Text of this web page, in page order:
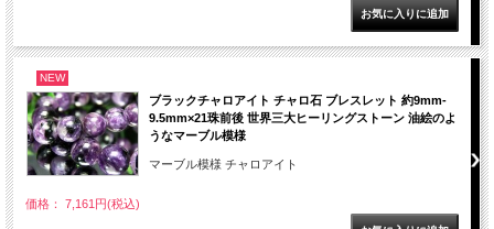
NEW
ブラックチャロアイト チャロ石 ブレスレット 約9mm-
9.5mm×21珠前後 世界三大ヒーリングストーン 油絵のよ
うなマーブル模様
マーブル模様 チャロアイト
価格： 7,161円(税込)